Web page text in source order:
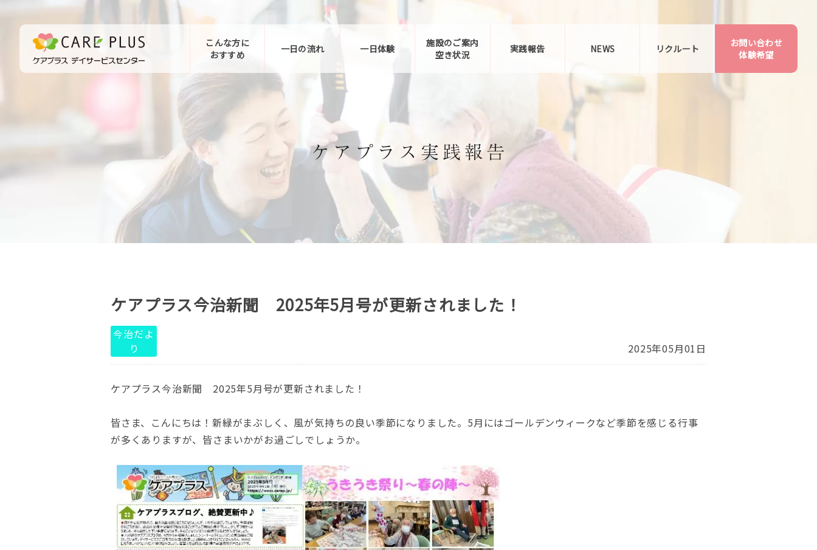
こんな方に
おすすめ
一日の流れ 一日体験
施設のご案内
空き状況
実践報告 NEWS リクルート
お問い合わせ
お問い合わせ
体験希望
ケアプラス今治新聞 2025年5月号が更新されました！
今治だよ
り
2025年05月01日
ケアプラス今治新聞 2025年5月号が更新されました！
皆さま、こんにちは！新緑がまぶしく、風が気持ちの良い季節になりました。5月にはゴールデンウィークなど季節を感じる行事
が多くありますが、皆さまいかがお過ごしでしょうか。